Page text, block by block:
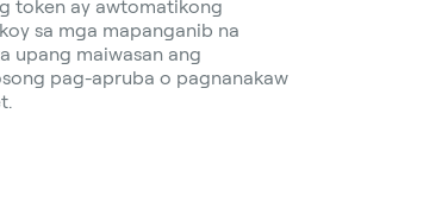
token ay awtomatikong
sa mga mapanganib na
upang maiwasan ang
pag-apruba o pagnanakaw